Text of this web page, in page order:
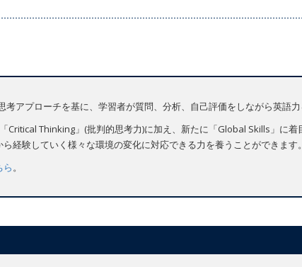
アプローチを基に、学習者が質問、分析、自己評価をしながら英語
Critical Thinking」(批判的思考力)に加え、新たに「Global Skills」に
経験していく様々な環境の変化に対応できる力を養うことができます
ら。